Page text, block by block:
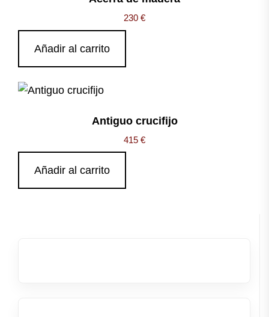
230 €
Añadir al carrito
Antiguo crucifijo
415 €
Añadir al carrito